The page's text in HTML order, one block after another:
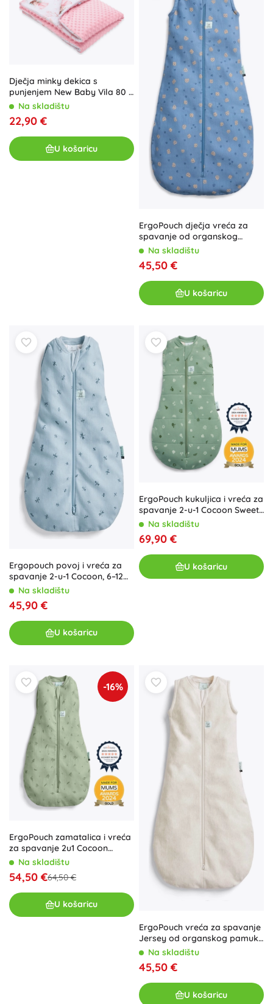
Dječja minky dekica s
punjenjem New Baby Vila 80 ×
100 cm
Na skladištu
22,90 €
U košaricu
ErgoPouch dječja vreća za
spavanje od organskog
pamuka Jersey, 0,2 TOG (8–
Na skladištu
45,50 €
U košaricu
Ergopouch povoj i vreća za
spavanje 2-u-1 Cocoon, 6–12
mjeseci, 8–10 kg, 0,2 TOG
Na skladištu
45,90 €
U košaricu
ErgoPouch kukuljica i vreća za
spavanje 2-u-1 Cocoon Sweet
Orchard 2,5 TOG (0–3
Na skladištu
69,90 €
U košaricu
-16%
ErgoPouch zamatalica i vreća
za spavanje 2u1 Cocoon
Willow 1 tog (0–3 mjeseca)
Na skladištu
54,50 €64,50 €
U košaricu
ErgoPouch vreća za spavanje
Jersey od organskog pamuka
Oatmeal Marle 0,2 TOG (8–24
Na skladištu
45,50 €
U košaricu